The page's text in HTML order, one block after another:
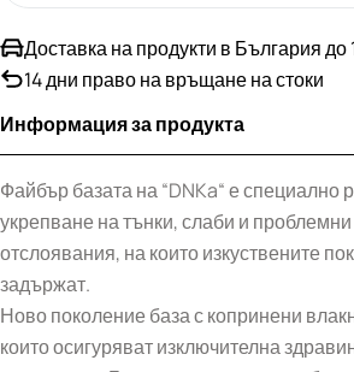
Доставка на продукти в България до
14 дни право на връщане на стоки
Информация за продукта
Файбър базата на “DNKa“ е специално
укрепване на тънки, слаби и
отслоявания, на които изкуствените
задържат.
Ново поколение база с копринени
които осигуряват изключителна